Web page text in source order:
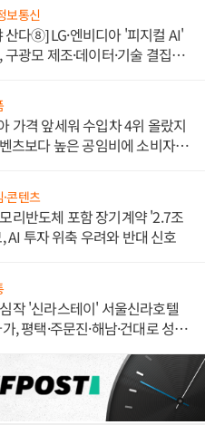
보통신
산다⑧] LG·엔비디아 '피지컬 AI'
광모 제조·데이터·기술 결집
가격 앞세워 수입차 4위 올랐지
츠보다 높은 공임비에 소비자
콘텐츠
리반도체 포함 장기계약 '2.7조
AI 투자 위축 우려와 반대 신호
작 '신라스테이' 서울신라호텔
, 평택·주문진·해남·건대로 성